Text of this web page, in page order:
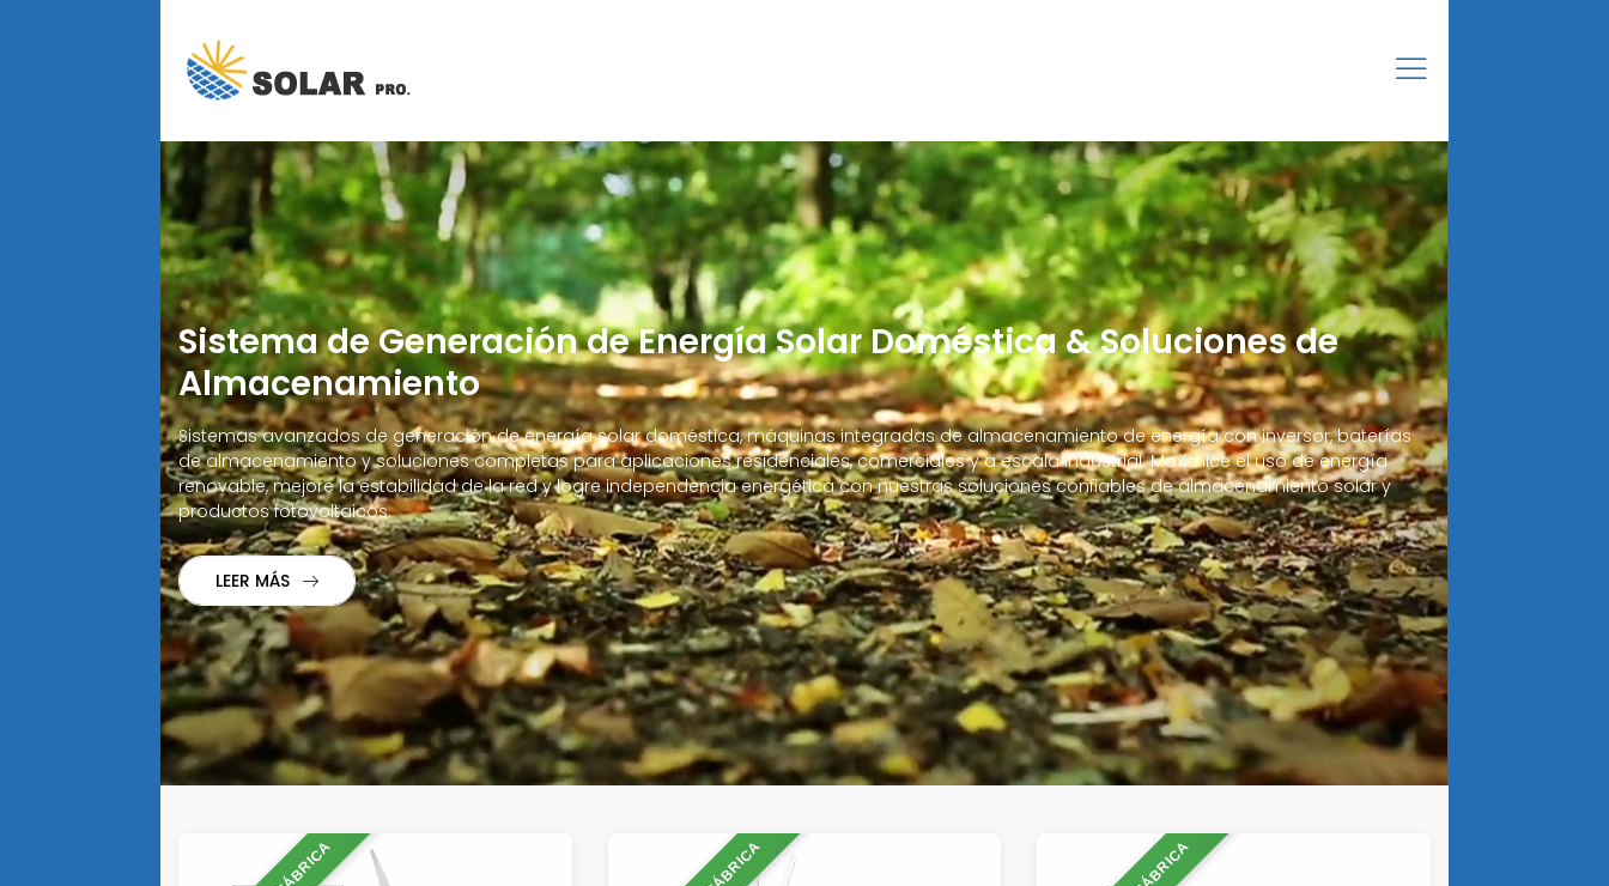
Sistema de Generación de Energía Solar Doméstica & Soluciones de
Almacenamiento
Sistemas avanzados de generación de energía solar doméstica, máquinas integradas de almacenamiento de energía con inversor, baterías
de almacenamiento y soluciones completas para aplicaciones residenciales, comerciales y a escala industrial. Maximice el uso de energía
renovable, mejore la estabilidad de la red y logre independencia energética con nuestras soluciones confiables de almacenamiento solar y
productos fotovoltaicos.
LEER MÁS